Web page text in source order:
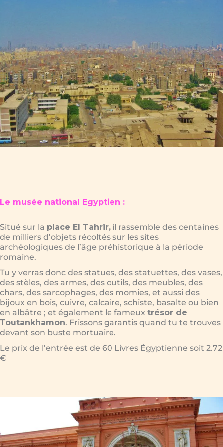
Le musée national Egyptien :
Situé sur la place El Tahrir, il rassemble des centaines
de milliers d’objets récoltés sur les sites
archéologiques de l’âge préhistorique à la période
romaine.
Tu y verras donc des statues, des statuettes, des vases,
des stèles, des armes, des outils, des meubles, des
chars, des sarcophages, des momies, et aussi des
bijoux en bois, cuivre, calcaire, schiste, basalte ou bien
en albâtre ; et également le fameux trésor de
Toutankhamon. Frissons garantis quand tu te trouves
devant son buste mortuaire.
Le prix de l’entrée est de 60 Livres Égyptienne soit 2.72
€